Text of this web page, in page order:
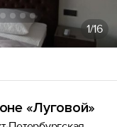
1/16
«Луговой»